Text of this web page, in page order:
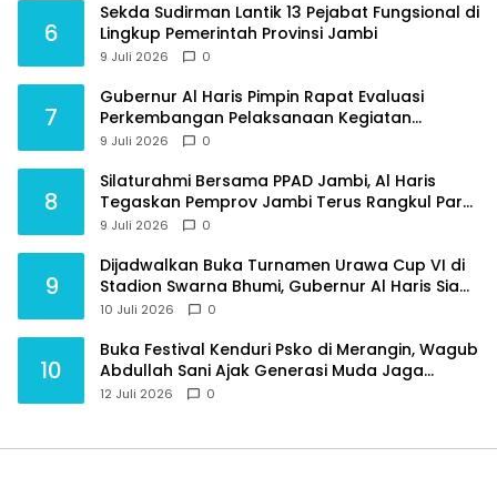
6
Sekda Sudirman Lantik 13 Pejabat Fungsional di
Lingkup Pemerintah Provinsi Jambi
9 Juli 2026 0
7
Gubernur Al Haris Pimpin Rapat Evaluasi
Perkembangan Pelaksanaan Kegiatan
Pembangunan Triwulan II TA 2026
9 Juli 2026 0
8
Silaturahmi Bersama PPAD Jambi, Al Haris
Tegaskan Pemprov Jambi Terus Rangkul Para
Purnawirawan
9 Juli 2026 0
9
Dijadwalkan Buka Turnamen Urawa Cup VI di
Stadion Swarna Bhumi, Gubernur Al Haris Siap
Berlaga Lawan Tim Urawa
10 Juli 2026 0
10
Buka Festival Kenduri Psko di Merangin, Wagub
Abdullah Sani Ajak Generasi Muda Jaga
Budaya dan Jauhi Narkoba
12 Juli 2026 0